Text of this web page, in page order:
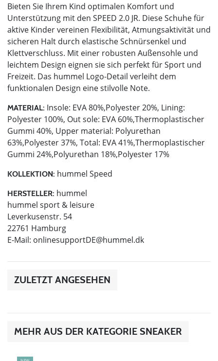
Bieten Sie Ihrem Kind optimalen Komfort und
Unterstützung mit den SPEED 2.0 JR. Diese Schuhe für
aktive Kinder vereinen Flexibilität, Atmungsaktivität und
sicheren Halt durch elastische Schnürsenkel und
Klettverschluss. Mit einer robusten Außensohle und
leichtem Design eignen sie sich perfekt für Sport und
Freizeit. Das hummel Logo-Detail verleiht dem
funktionalen Design eine stilvolle Note.
MATERIAL: Insole: EVA 80%,Polyester 20%, Lining:
Polyester 100%, Out sole: EVA 60%,Thermoplastischer
Gummi 40%, Upper material: Polyurethan
63%,Polyester 37%, Total: EVA 41%,Thermoplastischer
Gummi 24%,Polyurethan 18%,Polyester 17%
KOLLEKTION: hummel Speed
HERSTELLER: hummel
hummel sport & leisure
Leverkusenstr. 54
22761 Hamburg
E-Mail: onlinesupportDE@hummel.dk
ZULETZT ANGESEHEN
MEHR AUS DER KATEGORIE SNEAKER